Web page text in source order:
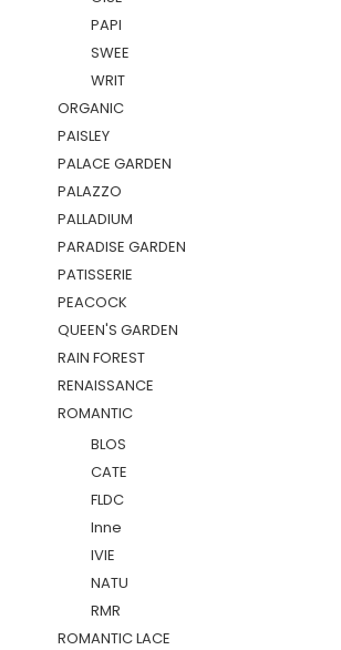
PAPI
SWEE
WRIT
ORGANIC
PAISLEY
PALACE GARDEN
PALAZZO
PALLADIUM
PARADISE GARDEN
PATISSERIE
PEACOCK
QUEEN'S GARDEN
RAIN FOREST
RENAISSANCE
ROMANTIC
BLOS
CATE
FLDC
Inne
IVIE
NATU
RMR
ROMANTIC LACE